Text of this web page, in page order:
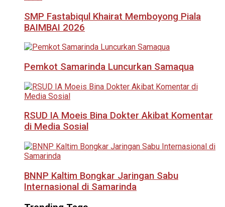
SMP Fastabiqul Khairat Memboyong Piala
BAIMBAI 2026
Pemkot Samarinda Luncurkan Samaqua
RSUD IA Moeis Bina Dokter Akibat Komentar
di Media Sosial
BNNP Kaltim Bongkar Jaringan Sabu
Internasional di Samarinda